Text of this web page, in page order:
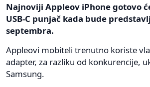
Najnoviji Appleov iPhone gotovo
USB-C punjač kada bude
septembra.
Appleovi mobiteli trenutno koriste
adapter, za razliku od konkurencije,
Samsung.